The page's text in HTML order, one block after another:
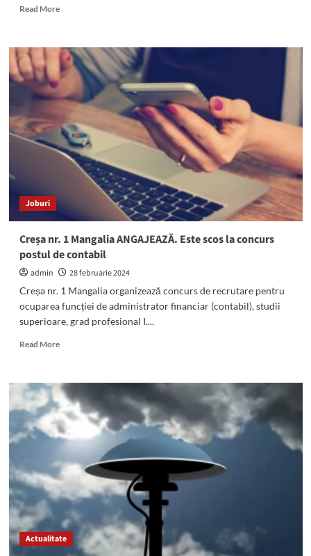
Read MoreRead
Procurorii
DNA
Constanța
au
dat
demisiile
în
bloc.
Serviciul
rămâne
doar
Joburi
Creșa nr. 1 Mangalia ANGAJEAZĂ. Este scos la concurs
postul de contabil
admin
28 februarie 2024
Creșa nr. 1 Mangalia organizează concurs de recrutare pentru
ocuparea funcției de administrator financiar (contabil), studii
superioare, grad profesional I....
Read MoreRead
Creșa
nr.
1
Mangalia
ANGAJEAZĂ.
scos
la
concurs
postul
contabil
Actualitate